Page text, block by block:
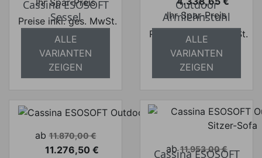
Preise inkl. ges. MwSt.
absolut
versandkostenfrei
Cassina ESOSOFT
Sessel
ALLE
VARIANTEN
ZEIGEN
Preis
Ihr Spar-Preis
Preise inkl. ges. MwSt.
absolut
versandkostenfrei
Outdoor
Armlehnstuhl
ALLE
VARIANTEN
ZEIGEN
Verkaufspreis
ab 11.870,00 €
Preis
11.276,50 €
Verkaufspreis
ab 11.953,00 €
Cassina ESOSOFT